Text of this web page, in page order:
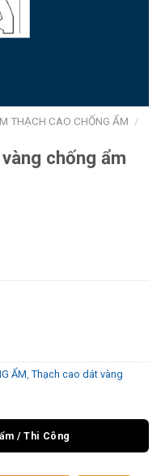
THẠCH CAO CHỐNG ẨM /
chống ẩm
ẨM, Thạch cao dát vàng
/ Thi Công